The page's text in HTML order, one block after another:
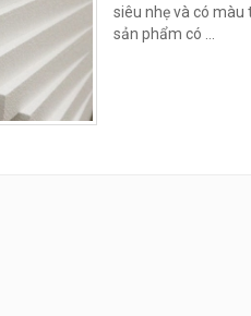
siêu nhẹ và có
sản phẩm có ...